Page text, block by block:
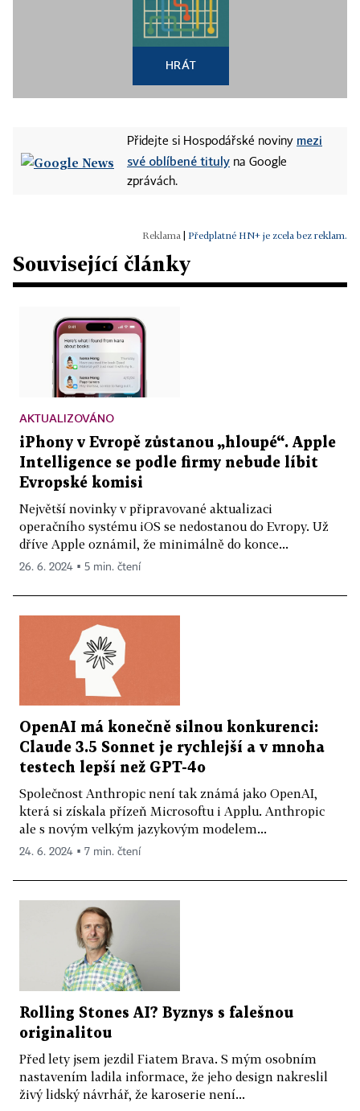
HRÁT
Přidejte si Hospodářské noviny mezi
své oblíbené tituly na Google
zprávách.
Předplatné HN+ je zcela bez reklam.
Související články
AKTUALIZOVÁNO
iPhony v Evropě zůstanou „hloupé“. Apple
Intelligence se podle firmy nebude líbit
Evropské komisi
Největší novinky v připravované aktualizaci
operačního systému iOS se nedostanou do Evropy. Už
dříve Apple oznámil, že minimálně do konce...
26. 6. 2024 ▪ 5 min. čtení
OpenAI má konečně silnou konkurenci:
Claude 3.5 Sonnet je rychlejší a v mnoha
testech lepší než GPT-4o
Společnost Anthropic není tak známá jako OpenAI,
která si získala přízeň Microsoftu i Applu. Anthropic
ale s novým velkým jazykovým modelem...
24. 6. 2024 ▪ 7 min. čtení
Rolling Stones AI? Byznys s falešnou
originalitou
Před lety jsem jezdil Fiatem Brava. S mým osobním
nastavením ladila informace, že jeho design nakreslil
živý lidský návrhář, že karoserie není...